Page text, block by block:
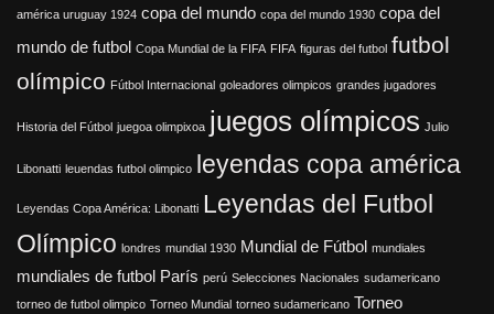
américa uruguay 1924 copa del mundo copa del mundo 1930 copa del
mundo de futbol Copa Mundial de la FIFA FIFA figuras del futbol futbol
olímpico Fútbol Internacional goleadores olimpicos grandes jugadores
Historia del Fútbol juegoa olimpixoa juegos olímpicos Julio
Libonatti leuendas futbol olimpico leyendas copa américa
Leyendas Copa América: Libonatti Leyendas del Futbol
Olímpico londres mundial 1930 Mundial de Fútbol mundiales
mundiales de futbol París perú Selecciones Nacionales sudamericano
torneo de futbol olimpico Torneo Mundial torneo sudamericano Torneo